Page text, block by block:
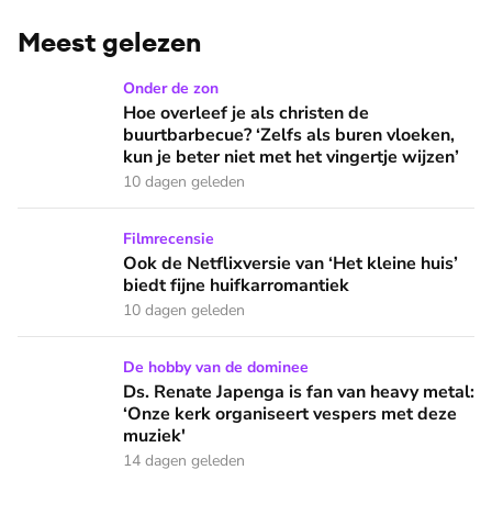
Meest gelezen
Hoe overleef je als christen de buurtbarbecue? ‘Zelfs als
Onder de zon
Hoe overleef je als christen de
buurtbarbecue? ‘Zelfs als buren vloeken,
kun je beter niet met het vingertje wijzen’
10 dagen geleden
Ook de Netflixversie van ‘Het kleine huis’ biedt fijne
Filmrecensie
Ook de Netflixversie van ‘Het kleine huis’
biedt fijne huifkarromantiek
10 dagen geleden
Ds. Renate Japenga is fan van heavy metal: ‘Onze kerk
De hobby van de dominee
Ds. Renate Japenga is fan van heavy metal:
‘Onze kerk organiseert vespers met deze
muziek'
14 dagen geleden